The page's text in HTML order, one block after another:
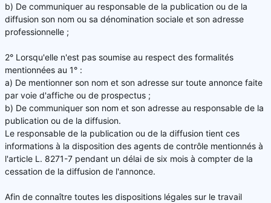
b) De communiquer au responsable de la publication ou de la
diffusion son nom ou sa dénomination sociale et son adresse
professionnelle ;
2° Lorsqu'elle n'est pas soumise au respect des formalités
mentionnées au 1° :
a) De mentionner son nom et son adresse sur toute annonce faite
par voie d'affiche ou de prospectus ;
b) De communiquer son nom et son adresse au responsable de la
publication ou de la diffusion.
Le responsable de la publication ou de la diffusion tient ces
informations à la disposition des agents de contrôle mentionnés à
l'article L. 8271-7 pendant un délai de six mois à compter de la
cessation de la diffusion de l'annonce.
Afin de connaître toutes les dispositions légales sur le travail